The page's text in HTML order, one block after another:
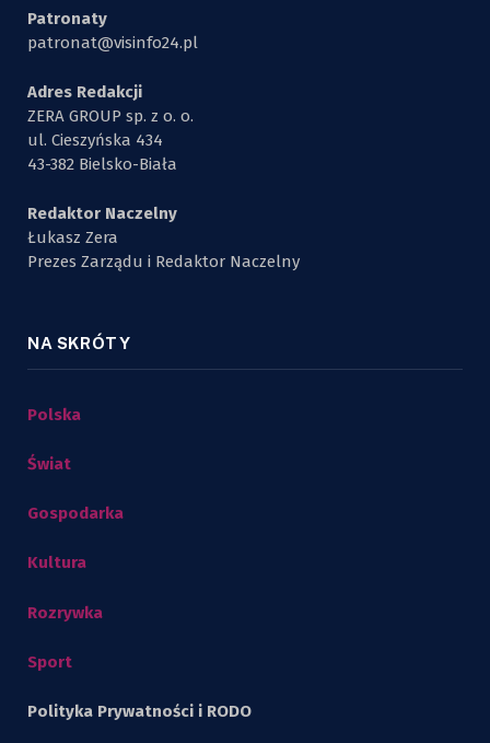
Patronaty
patronat@visinfo24.pl
Adres Redakcji
ZERA GROUP sp. z o. o.
ul. Cieszyńska 434
43-382 Bielsko-Biała
Redaktor Naczelny
Łukasz Zera
Prezes Zarządu i Redaktor Naczelny
NA SKRÓTY
Polska
Świat
Gospodarka
Kultura
Rozrywka
Sport
Polityka Prywatności i RODO